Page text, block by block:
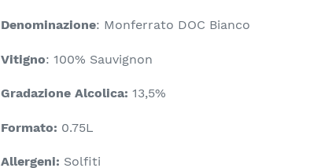
Denominazione: Monferrato DOC Bianco
Vitigno: 100% Sauvignon
Gradazione Alcolica: 13,5%
Formato: 0.75L
Allergeni: Solfiti